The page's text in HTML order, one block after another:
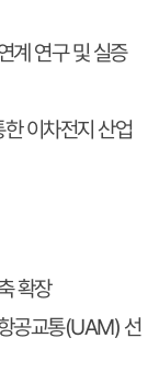
계 연구 및 실증
이차전지 산업
확장
공교통(UAM) 선